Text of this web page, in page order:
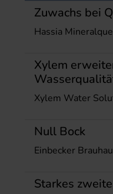
Zuwachs bei
Hassia
Xylem
Xylem Water
Null Bock
Einbecker
Starkes